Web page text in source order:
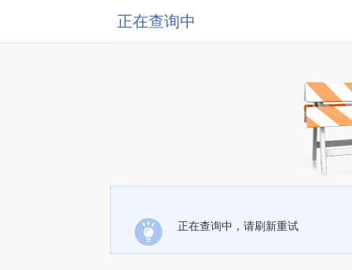
正在查询中
正在查询中，请刷新重试